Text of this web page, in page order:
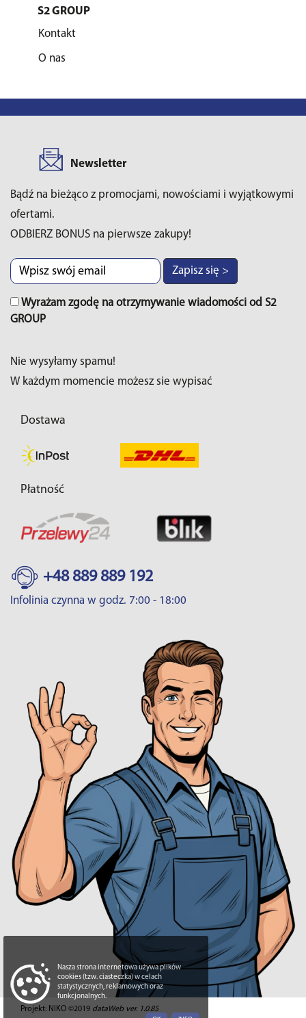
S2 GROUP
Kontakt
O nas
Newsletter
Bądź na bieżąco z promocjami, nowościami i wyjątkowymi
ofertami.
ODBIERZ BONUS na pierwsze zakupy!
Zapisz się >
Wyrażam zgodę na otrzymywanie wiadomości od S2
GROUP
Nie wysyłamy spamu!
W każdym momencie możesz sie wypisać
Dostawa
Płatność
+48 889 889 192
Infolinia czynna w godz. 7:00 - 18:00
Projekt: NIKO ©2019 dataWeb ver. 1.0.85
Nasza strona internetowa używa plików
cookies (tzw. ciasteczka) w celach
statystycznych, reklamowych oraz
funkcjonalnych.